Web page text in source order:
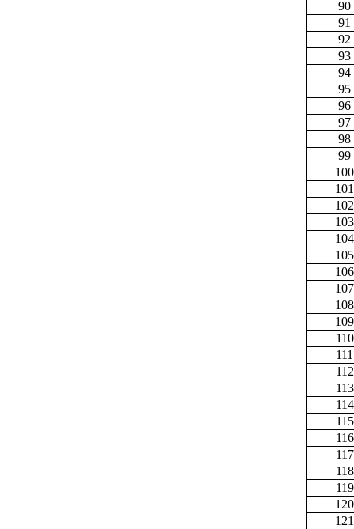
90
91
92
93
94
95
96
97
98
99
100
101
102
103
104
105
106
107
108
109
110
111
112
113
114
115
116
117
118
119
120
121